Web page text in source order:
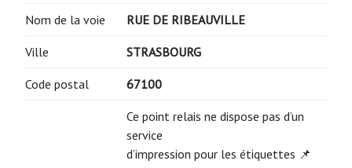
Nom de la voie RUE DE RIBEAUVILLE
Ville STRASBOURG
Code postal 67100
Ce point relais ne dispose pas d’un
service
d’impression pour les étiquettes 📌